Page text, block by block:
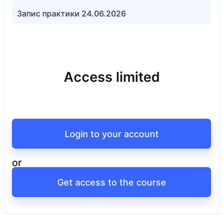
Запис практики 24.06.2026
Access limited
Login to your account
or
Get access to the course